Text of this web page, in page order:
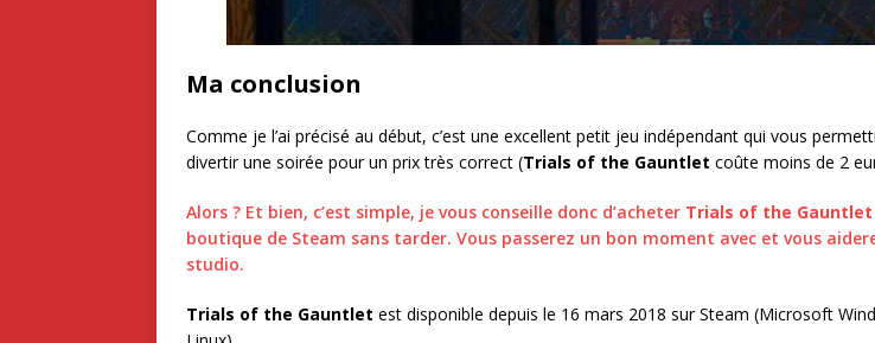
Ma conclusion
Comme je l’ai précisé au début, c’est une excellent petit jeu indépendant qui vous
divertir une soirée pour un prix très correct (Trials of the Gauntlet coûte moins de 2
Alors ? Et bien, c’est simple, je vous conseille donc d’acheter Trials of the Gauntlet
boutique de Steam sans tarder. Vous passerez un bon moment avec et vous
studio.
Trials of the Gauntlet est disponible depuis le 16 mars 2018 sur Steam (Microsoft